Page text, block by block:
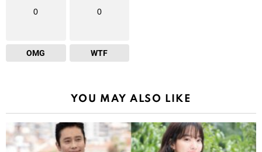
0
OMG
0
WTF
YOU MAY ALSO LIKE